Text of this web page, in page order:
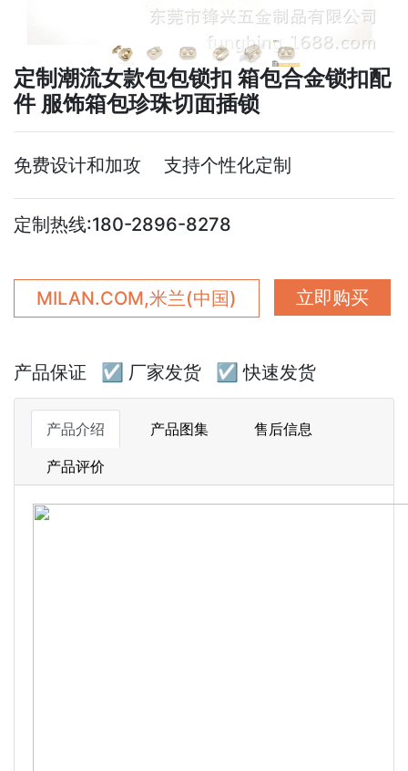
定制潮流女款包包锁扣 箱包合金锁扣配
件 服饰箱包珍珠切面插锁
免费设计和加攻 支持个性化定制
定制热线:180-2896-8278
MILAN.COM,米兰(中国) 立即购买
产品保证 ☑ 厂家发货 ☑ 快速发货
产品介绍 产品图集 售后信息
产品评价